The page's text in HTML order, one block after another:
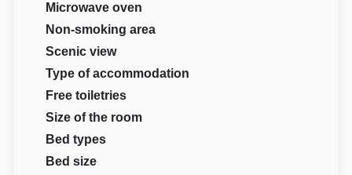
Microwave oven
Non-smoking area
Scenic view
Type of accommodation
Free toiletries
Size of the room
Bed types
Bed size